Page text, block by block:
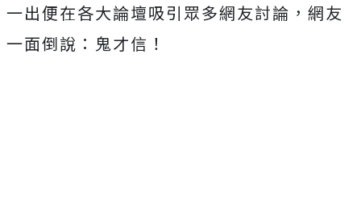
一出便在各大論壇吸引眾多網友討論，網友
一面倒說：鬼才信！